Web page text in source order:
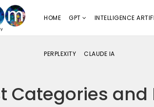
HOME GPT INTELLIGENCE
PERPLEXITY CLAUDE IA
Categories and